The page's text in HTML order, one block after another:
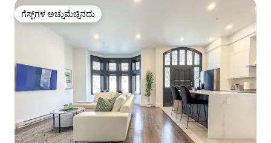
ಗೆಸ್ಟ್‌ಗಳ ಅಚ್ಚುಮೆಚ್ಚಿನದು
ಗೆಸ್ಟ್‌ಗಳ ಅಚ್ಚುಮೆಚ್ಚಿನದು